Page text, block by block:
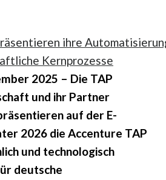
ihre
Kernprozesse
2025 – Die TAP
und ihr Partner
auf der E-
2026 die Accenture TAP
und technologisch
deutsche